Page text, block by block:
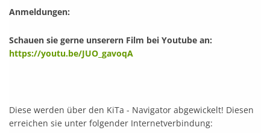
Anmeldungen:
Schauen sie gerne unserern Film bei Youtube an:
https://youtu.be/JUO_gavoqA
Diese werden über den KiTa - Navigator abgewickelt! Diesen
erreichen sie unter folgender Internetverbindung: